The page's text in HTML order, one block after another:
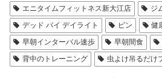
エニタイムフィットネス新大江店
ジ
デッド バイ デイライト
ピン 健
早朝インターバル速歩
早朝間食
背中のトレーニング
虫よけ吊るだけ